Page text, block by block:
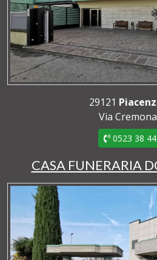
29121
Via
0523 38
CASA FUNERARIA